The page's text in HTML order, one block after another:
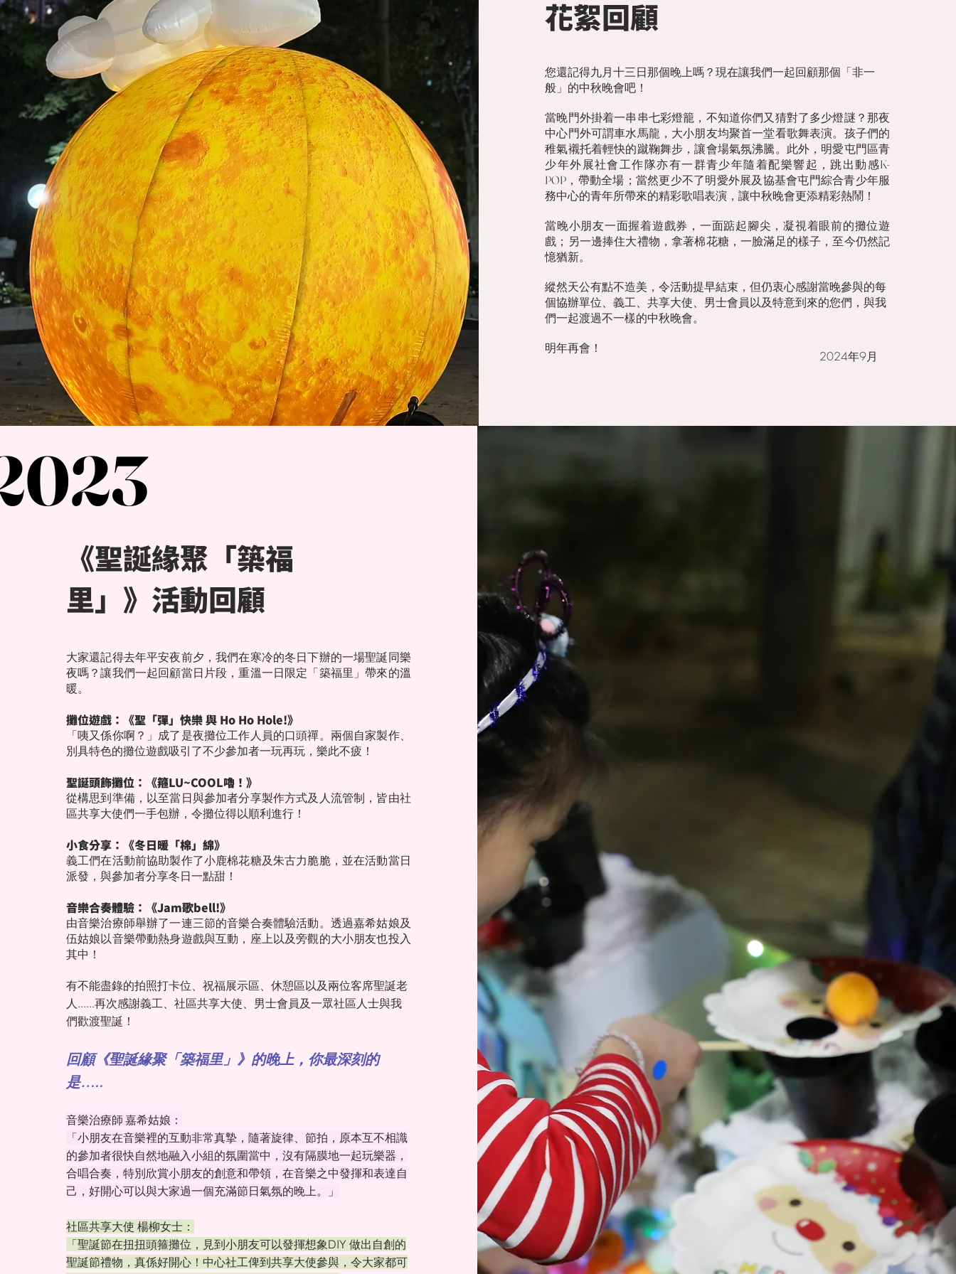
花絮回顧
您還記得九月十三日那個晚上嗎？現在讓我們一起回顧那個「非一
般」的中秋晚會吧！​
當晚門外掛着一串串七彩燈籠，不知道你們又猜對了多少燈謎？那夜
中心門外可謂車水馬龍，大小朋友均聚首一堂看歌舞表演。孩子們的
稚氣襯托着輕快的蹴鞠舞步，讓會場氣氛沸騰。此外，明愛屯門區青
少年外展社會工作隊亦有一群青少年隨着配樂響起，跳出動感K-
POP，帶動全場；當然更少不了明愛外展及協基會屯門綜合青少年服
務中心的青年所帶來的精彩歌唱表演，讓中秋晚會更添精彩熱鬧！
當晚小朋友一面握着遊戲券，一面踮起腳尖，凝視着眼前的攤位遊
戲；另一邊捧住大禮物，拿著棉花糖，一臉滿足的樣子，至今仍然記
憶猶新。
縱然天公有點不造美，令活動提早結束，但仍衷心感謝當晚參與的每
個協辦單位、義工、共享大使、男士會員以及特意到來的您們，與我
們一起渡過不一樣的中秋晚會。
​明年再會！
2024年9月
《聖誕緣聚「築福
里」》活動回顧
大家還記得去年平安夜前夕，我們在寒冷的冬日下辦的一場聖誕同樂
夜嗎？讓我們一起回顧當日片段，重溫一日限定「築福里」帶來的溫
暖。
攤位遊戲：《聖「彈」快樂 與 Ho Ho Hole!》
「咦又係你啊？」成了是夜攤位工作人員的口頭禪。兩個自家製作、
別具特色的攤位遊戲吸引了不少參加者一玩再玩，樂此不疲！
聖誕頭飾攤位：《箍LU~COOL嚕！》
從構思到準備，以至當日與參加者分享製作方式及人流管制，皆由社
區共享大使們一手包辦，令攤位得以順利進行！
小食分享：《冬日暖「棉」綿》
義工們在活動前協助製作了小鹿棉花糖及朱古力脆脆，並在活動當日
派發，與參加者分享冬日一點甜！
音樂合奏體驗：《Jam歌bell!》
由音樂治療師舉辦了一連三節的音樂合奏體驗活動。透過嘉希姑娘及
伍姑娘以音樂帶動熱身遊戲與互動，座上以及旁觀的大小朋友也投入
其中！
有不能盡錄的拍照打卡位、祝福展示區、休憩區以及兩位客席聖誕老
人......再次感謝義工、社區共享大使、男士會員及一眾社區人士與我
們歡渡聖誕！
回顧《聖誕緣聚「築福里」》的晚上，你最深刻的
是…..
音樂治療師 嘉希姑娘：
「小朋友在音樂裡的互動非常真摯，隨著旋律、節拍，原本互不相識
的參加者很快自然地融入小組的氛圍當中，沒有隔膜地一起玩樂器，
合唱合奏，特別欣賞小朋友的創意和帶領，在音樂之中發揮和表達自
己，好開心可以與大家過一個充滿節日氣氛的晚上。」
社區共享大使 楊柳女士：
「聖誕節在扭扭頭箍攤位，見到小朋友可以發揮想象DIY 做出自創的
聖誕節禮物，真係好開心！中心社工俾到共享大使參與，令大家都可